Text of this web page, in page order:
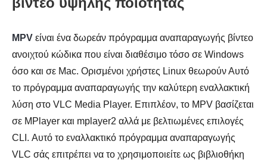
MPV είναι ένα δωρεάν πρόγραμμα αναπαραγωγής βίντεο
ανοιχτού κώδικα που είναι διαθέσιμο τόσο σε Windows
όσο και σε Mac. Ορισμένοι χρήστες Linux θεωρούν Αυτό
το πρόγραμμα αναπαραγωγής την καλύτερη εναλλακτική
λύση στο VLC Media Player. Επιπλέον, το MPV βασίζεται
σε MPlayer και mplayer2 αλλά με βελτιωμένες επιλογές
CLI. Αυτό το εναλλακτικό πρόγραμμα αναπαραγωγής
VLC σάς επιτρέπει να το χρησιμοποιείτε ως βιβλιοθήκη